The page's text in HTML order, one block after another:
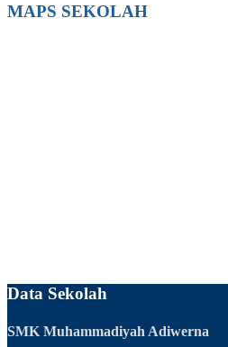
MAPS SEKOLAH
Data Sekolah
SMK Muhammadiyah Adiwerna